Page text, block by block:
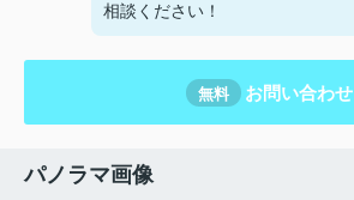
相談ください！
無料 お問い合わせ
パノラマ画像